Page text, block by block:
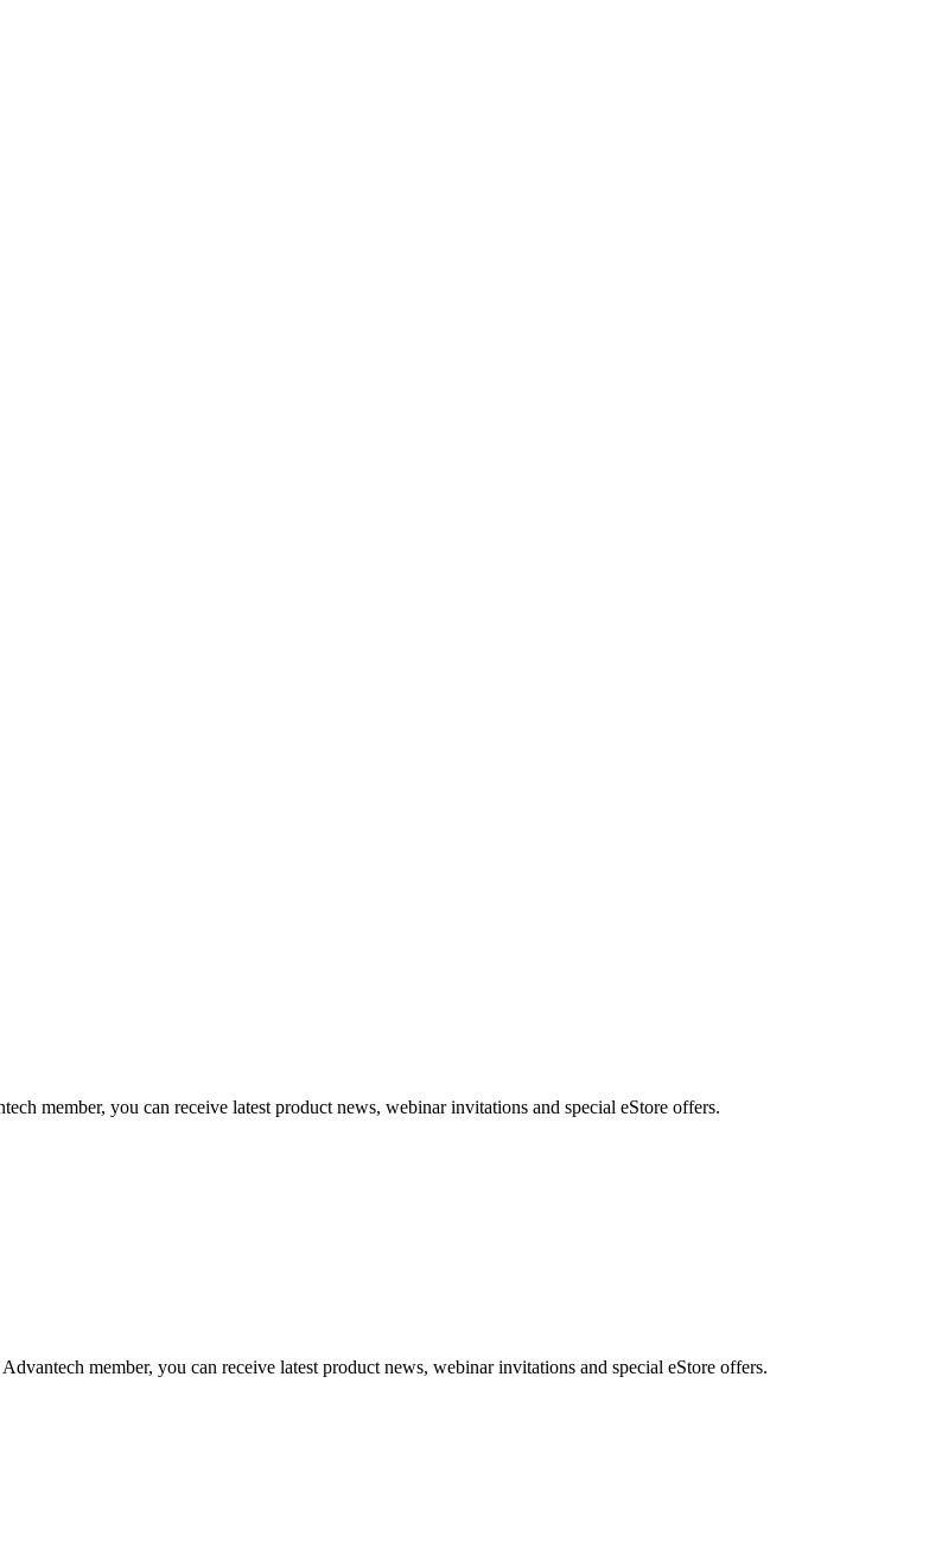
member, you can receive latest product news, webinar invitations and special eStore offers.
member, you can receive latest product news, webinar invitations and special eStore offers.